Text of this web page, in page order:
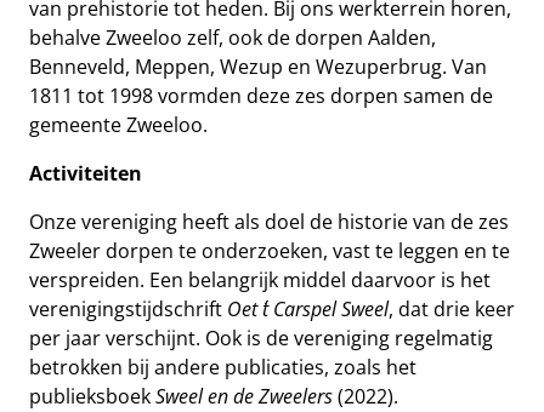
van prehistorie tot heden. Bij ons werkterrein horen,
behalve Zweeloo zelf, ook de dorpen Aalden,
Benneveld, Meppen, Wezup en Wezuperbrug. Van
1811 tot 1998 vormden deze zes dorpen samen de
gemeente Zweeloo.
Activiteiten
Onze vereniging heeft als doel de historie van de zes
Zweeler dorpen te onderzoeken, vast te leggen en te
verspreiden. Een belangrijk middel daarvoor is het
verenigingstijdschrift Oet ´t Carspel Sweel, dat drie keer
per jaar verschijnt. Ook is de vereniging regelmatig
betrokken bij andere publicaties, zoals het
publieksboekSweel en de Zweelers(2022).